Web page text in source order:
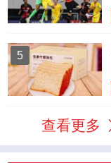
5
查看更多